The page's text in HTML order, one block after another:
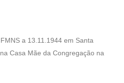
a 13.11.1944 em Santa
Casa Mãe da Congregação na